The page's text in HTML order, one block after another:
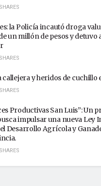
la Policía incautó droga
un millón de pesos y detuvo
callejera y heridos de cuchillo
Productivas San Luis”: Un
impulsar una nueva Ley
Desarrollo Agrícola y